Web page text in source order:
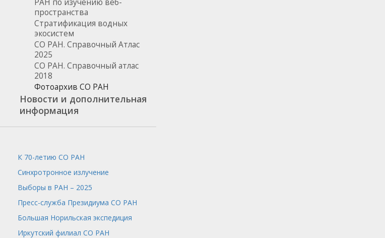
РАН по изучению веб-
пространства
Стратификация водных
экосистем
СО РАН. Справочный Атлас
2025
СО РАН. Справочный атлас
2018
Фотоархив СО РАН
Новости и дополнительная
информация
К 70-летию СО РАН
Синхротронное излучение
Выборы в РАН – 2025
Пресс-служба Президиума СО РАН
Большая Норильская экспедиция
Иркутский филиал СО РАН